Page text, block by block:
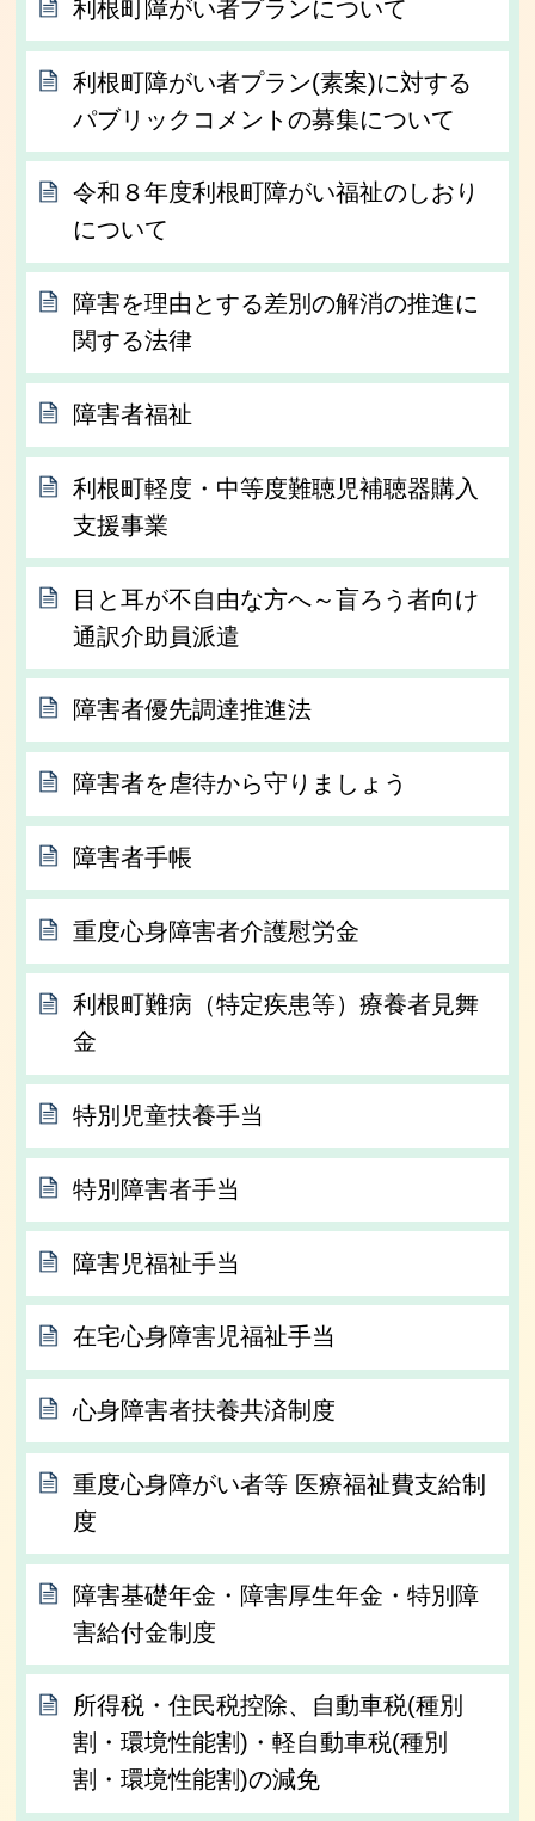
利根町障がい者プランについて
利根町障がい者プラン(素案)に対する
パブリックコメントの募集について
令和８年度利根町障がい福祉のしおり
について
障害を理由とする差別の解消の推進に
関する法律
障害者福祉
利根町軽度・中等度難聴児補聴器購入
支援事業
目と耳が不自由な方へ～盲ろう者向け
通訳介助員派遣
障害者優先調達推進法
障害者を虐待から守りましょう
障害者手帳
重度心身障害者介護慰労金
利根町難病（特定疾患等）療養者見舞
金
特別児童扶養手当
特別障害者手当
障害児福祉手当
在宅心身障害児福祉手当
心身障害者扶養共済制度
重度心身障がい者等 医療福祉費支給制
度
障害基礎年金・障害厚生年金・特別障
害給付金制度
所得税・住民税控除、自動車税(種別
割・環境性能割)・軽自動車税(種別
割・環境性能割)の減免